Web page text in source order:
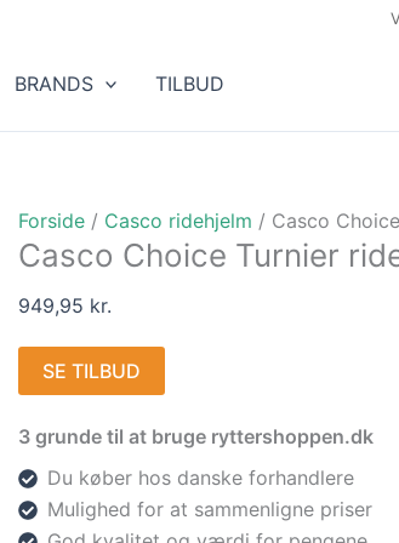
BRANDS TILBUD
Forside / Casco ridehjelm / Casco
Casco Choice Turnier
949,95 kr.
SE TILBUD
3 grunde til at bruge ryttershoppen.dk
Du køber hos danske forhandlere
Mulighed for at sammenligne priser